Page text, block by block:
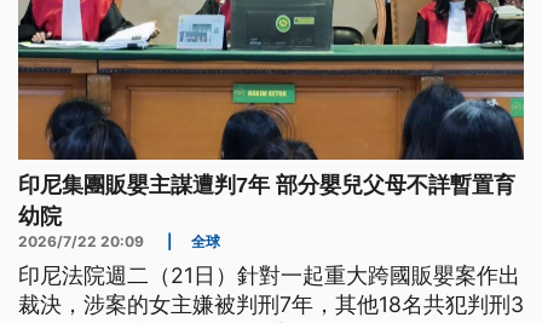
印尼集團販嬰主謀遭判7年 部分嬰兒父母不詳暫置育
幼院
2026/7/22 20:09 全球
印尼法院週二（21日）針對一起重大跨國販嬰案作出
裁決，涉案的女主嫌被判刑7年，其他18名共犯判刑3